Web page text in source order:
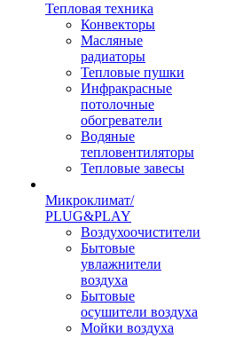
Тепловая техника
Конвекторы
Масляные
радиаторы
Тепловые пушки
Инфракрасные
потолочные
обогреватели
Водяные
тепловентиляторы
Тепловые завесы
Микроклимат/
PLUG&PLAY
Воздухоочистители
Бытовые
увлажнители
воздуха
Бытовые
осушители воздуха
Мойки воздуха